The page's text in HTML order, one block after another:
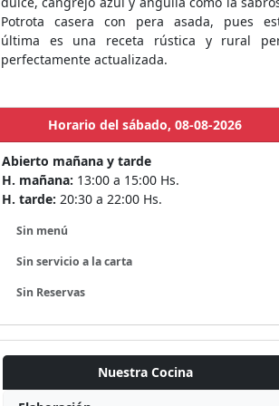
Potrota casera con pera asada, pues
última es una receta rústica y rural
perfectamente actualizada.
Horario del sábado, 08-08-2026
Abierto mañana y tarde
H. mañana: 13:00 a 15:00 Hs.
H. tarde: 20:30 a 22:00 Hs.
Sin menú
Sin servicio a la carta
Sin Reservas
Nuestra Cocina